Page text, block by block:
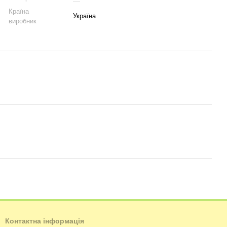
Країна
виробник
Україна
Контактна інформація